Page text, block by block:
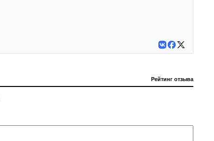
Рейтинг отзыва